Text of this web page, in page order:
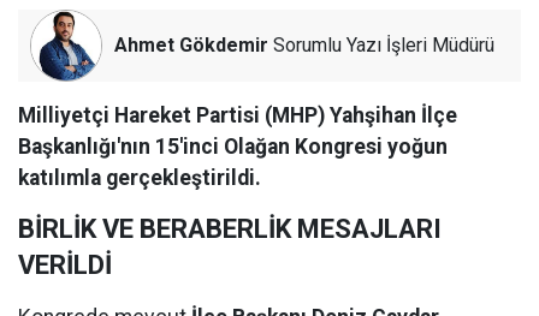
Ahmet Gökdemir Sorumlu Yazı İşleri Müdürü
Milliyetçi Hareket Partisi (MHP) Yahşihan İlçe
Başkanlığı'nın 15'inci Olağan Kongresi yoğun
katılımla gerçekleştirildi.
BİRLİK VE BERABERLİK MESAJLARI
VERİLDİ